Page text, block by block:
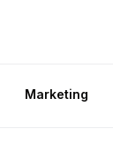
Marketing